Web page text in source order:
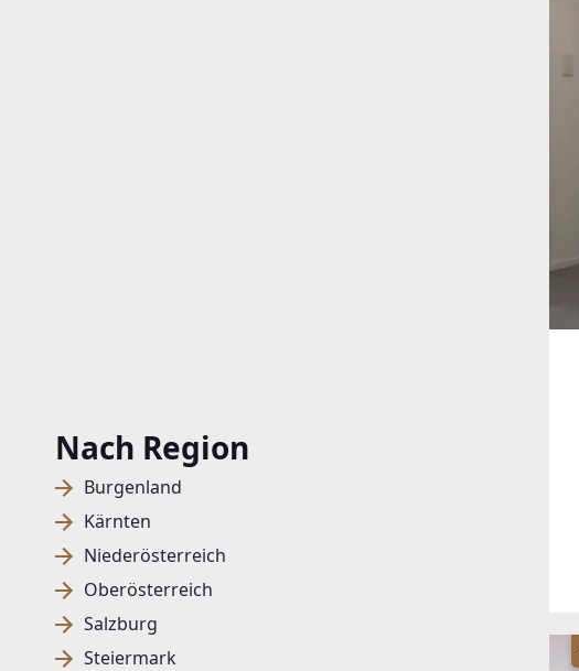
Nach Region
Burgenland
Kärnten
Niederösterreich
Oberösterreich
Salzburg
Steiermark